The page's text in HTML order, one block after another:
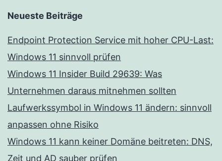
Neueste Beiträge
Endpoint Protection Service mit hoher CPU-Last:
Windows 11 sinnvoll prüfen
Windows 11 Insider Build 29639: Was
Unternehmen daraus mitnehmen sollten
Laufwerkssymbol in Windows 11 ändern: sinnvoll
anpassen ohne Risiko
Windows 11 kann keiner Domäne beitreten: DNS,
Zeit und AD sauber prüfen